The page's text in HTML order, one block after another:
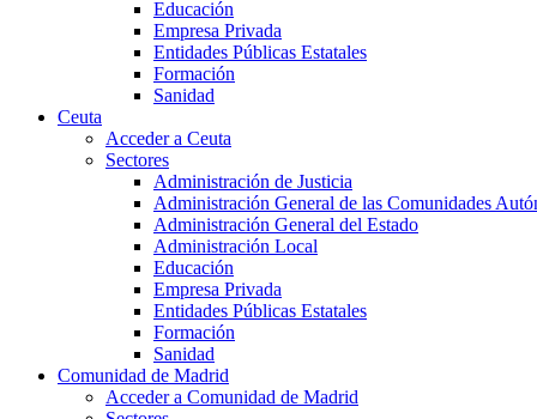
Educación
Empresa Privada
Entidades Públicas Estatales
Formación
Sanidad
Ceuta
Acceder a Ceuta
Sectores
Administración de Justicia
Administración General de las Comunidades
Administración General del Estado
Administración Local
Educación
Empresa Privada
Entidades Públicas Estatales
Formación
Sanidad
Comunidad de Madrid
Acceder a Comunidad de Madrid